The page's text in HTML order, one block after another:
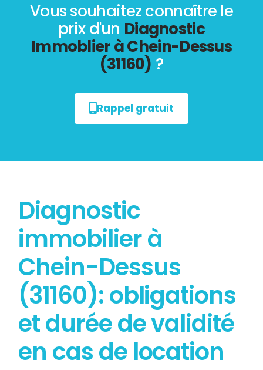
Vous souhaitez connaître le
prix d'un Diagnostic
Immoblier à Chein-Dessus
(31160) ?
Rappel gratuit
Diagnostic
immobilier à
Chein-Dessus
(31160): obligations
et durée de validité
en cas de location